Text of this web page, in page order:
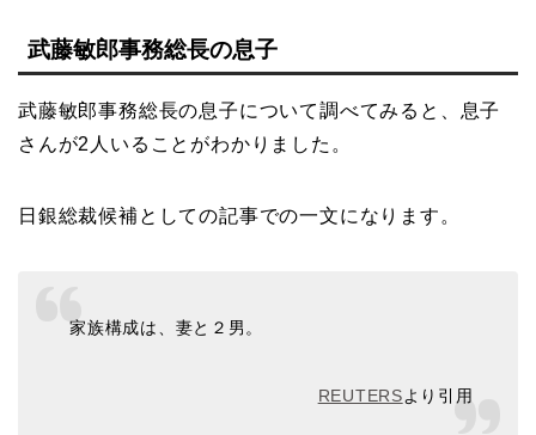
武藤敏郎事務総長の息子
武藤敏郎事務総長の息子について調べてみると、息子
さんが2人いることがわかりました。
日銀総裁候補としての記事での一文になります。
家族構成は、妻と２男。
REUTERSより引用